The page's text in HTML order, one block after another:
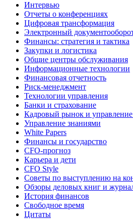
Интервью
Отчеты о конференциях
Цифровая трансформация
Электронный
Финансы: стратегия и тактика
Закупки и логистика
Общие центры обслуживания
Информационные технологии
Финансовая отчетность
Риск-менеджмент
Технологии управления
Банки и страхование
Кадровый рынок и
Управление знаниями
White Papers
Финансы и государство
CFO-прогноз
Карьера и дети
CFO Style
Советы по выступлению на
Обзоры деловых книг и
История финансов
Свободное время
Цитаты